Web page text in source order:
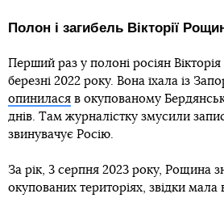
Полон і загибель Вікторії
Перший раз у полоні росіян
березні 2022 року. Вона їхала із
опинилася в окупованому
днів. Там журналістку змусили
звинувачує Росію.
За рік, 3 серпня 2023 року, Рощина
окупованих територіях, звідки